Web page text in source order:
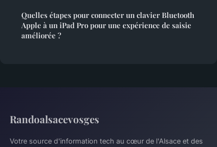
Quelles étapes pour connecter un clavier Bluetooth
Apple à un iPad Pro pour une expérience de saisie
améliorée ?
Randoalsacevosges
Votre source d'information tech au cœur de l'Alsace et des